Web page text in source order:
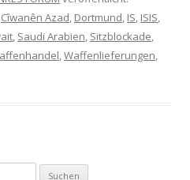
Cîwanên Azad, Dortmund, IS, ISIS,
, Saudi Arabien, Sitzblockade,
,Waffenlieferungen,